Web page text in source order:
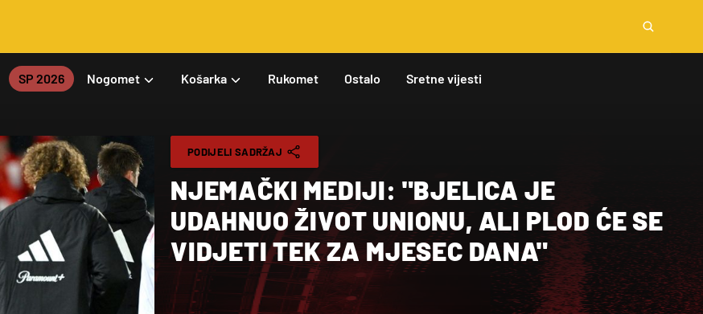
SP 2026 Nogomet Košarka Rukomet Ostalo Sretne vijesti
PODIJELI SADRŽAJ
NJEMAČKI MEDIJI: "BJELICA JE
UDAHNUO ŽIVOT UNIONU, ALI PLOD ĆE SE
VIDJETI TEK ZA MJESEC DANA"